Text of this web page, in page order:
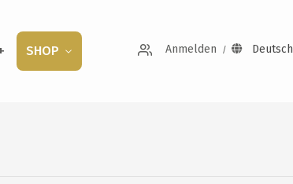
SHOP Anmelden Deutsch